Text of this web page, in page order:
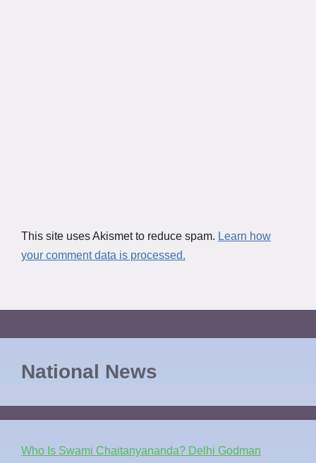
This site uses Akismet to reduce spam. Learn how
your comment data is processed.
National News
Who Is Swami Chaitanyananda? Delhi Godman